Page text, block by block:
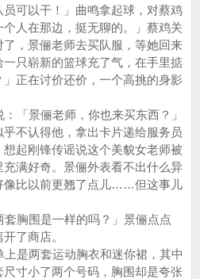
可以干！」曲鸣拿起球，对蔡鸡
人在那边，挺无聊的。」蔡鸡关
，景俪老师去买队服，等她回来
只崭新的篮球充了气，在手里掂
正在讨价还价，一个高挑的身影
「景俪老师，你也来买东西？」
不认得他，拿出卡片递给服务员
起刚锋传谣说这个美貌女老师被
满好奇。景俪外表看不出什么异
像比以前更翘了点儿……但这事儿
胸围是一样的吗？」景俪点点
了商店。
是两套运动胸衣和迷你裙，其中
寸小了两个号码，胸围却是夸张